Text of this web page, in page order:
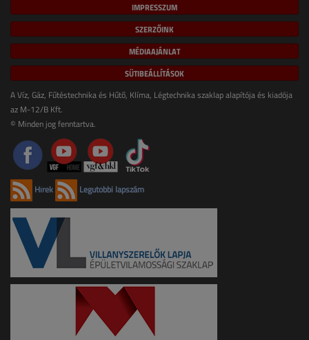
IMPRESSZUM
SZERZŐINK
MÉDIAAJÁNLAT
SÜTIBEÁLLÍTÁSOK
A Víz, Gáz, Fűtéstechnika és Hűtő, Klíma, Légtechnika szaklap alapítója és kiadója
az M-12/B Kft.
© Minden jog fenntartva.
Hírek Legutóbbi lapszám